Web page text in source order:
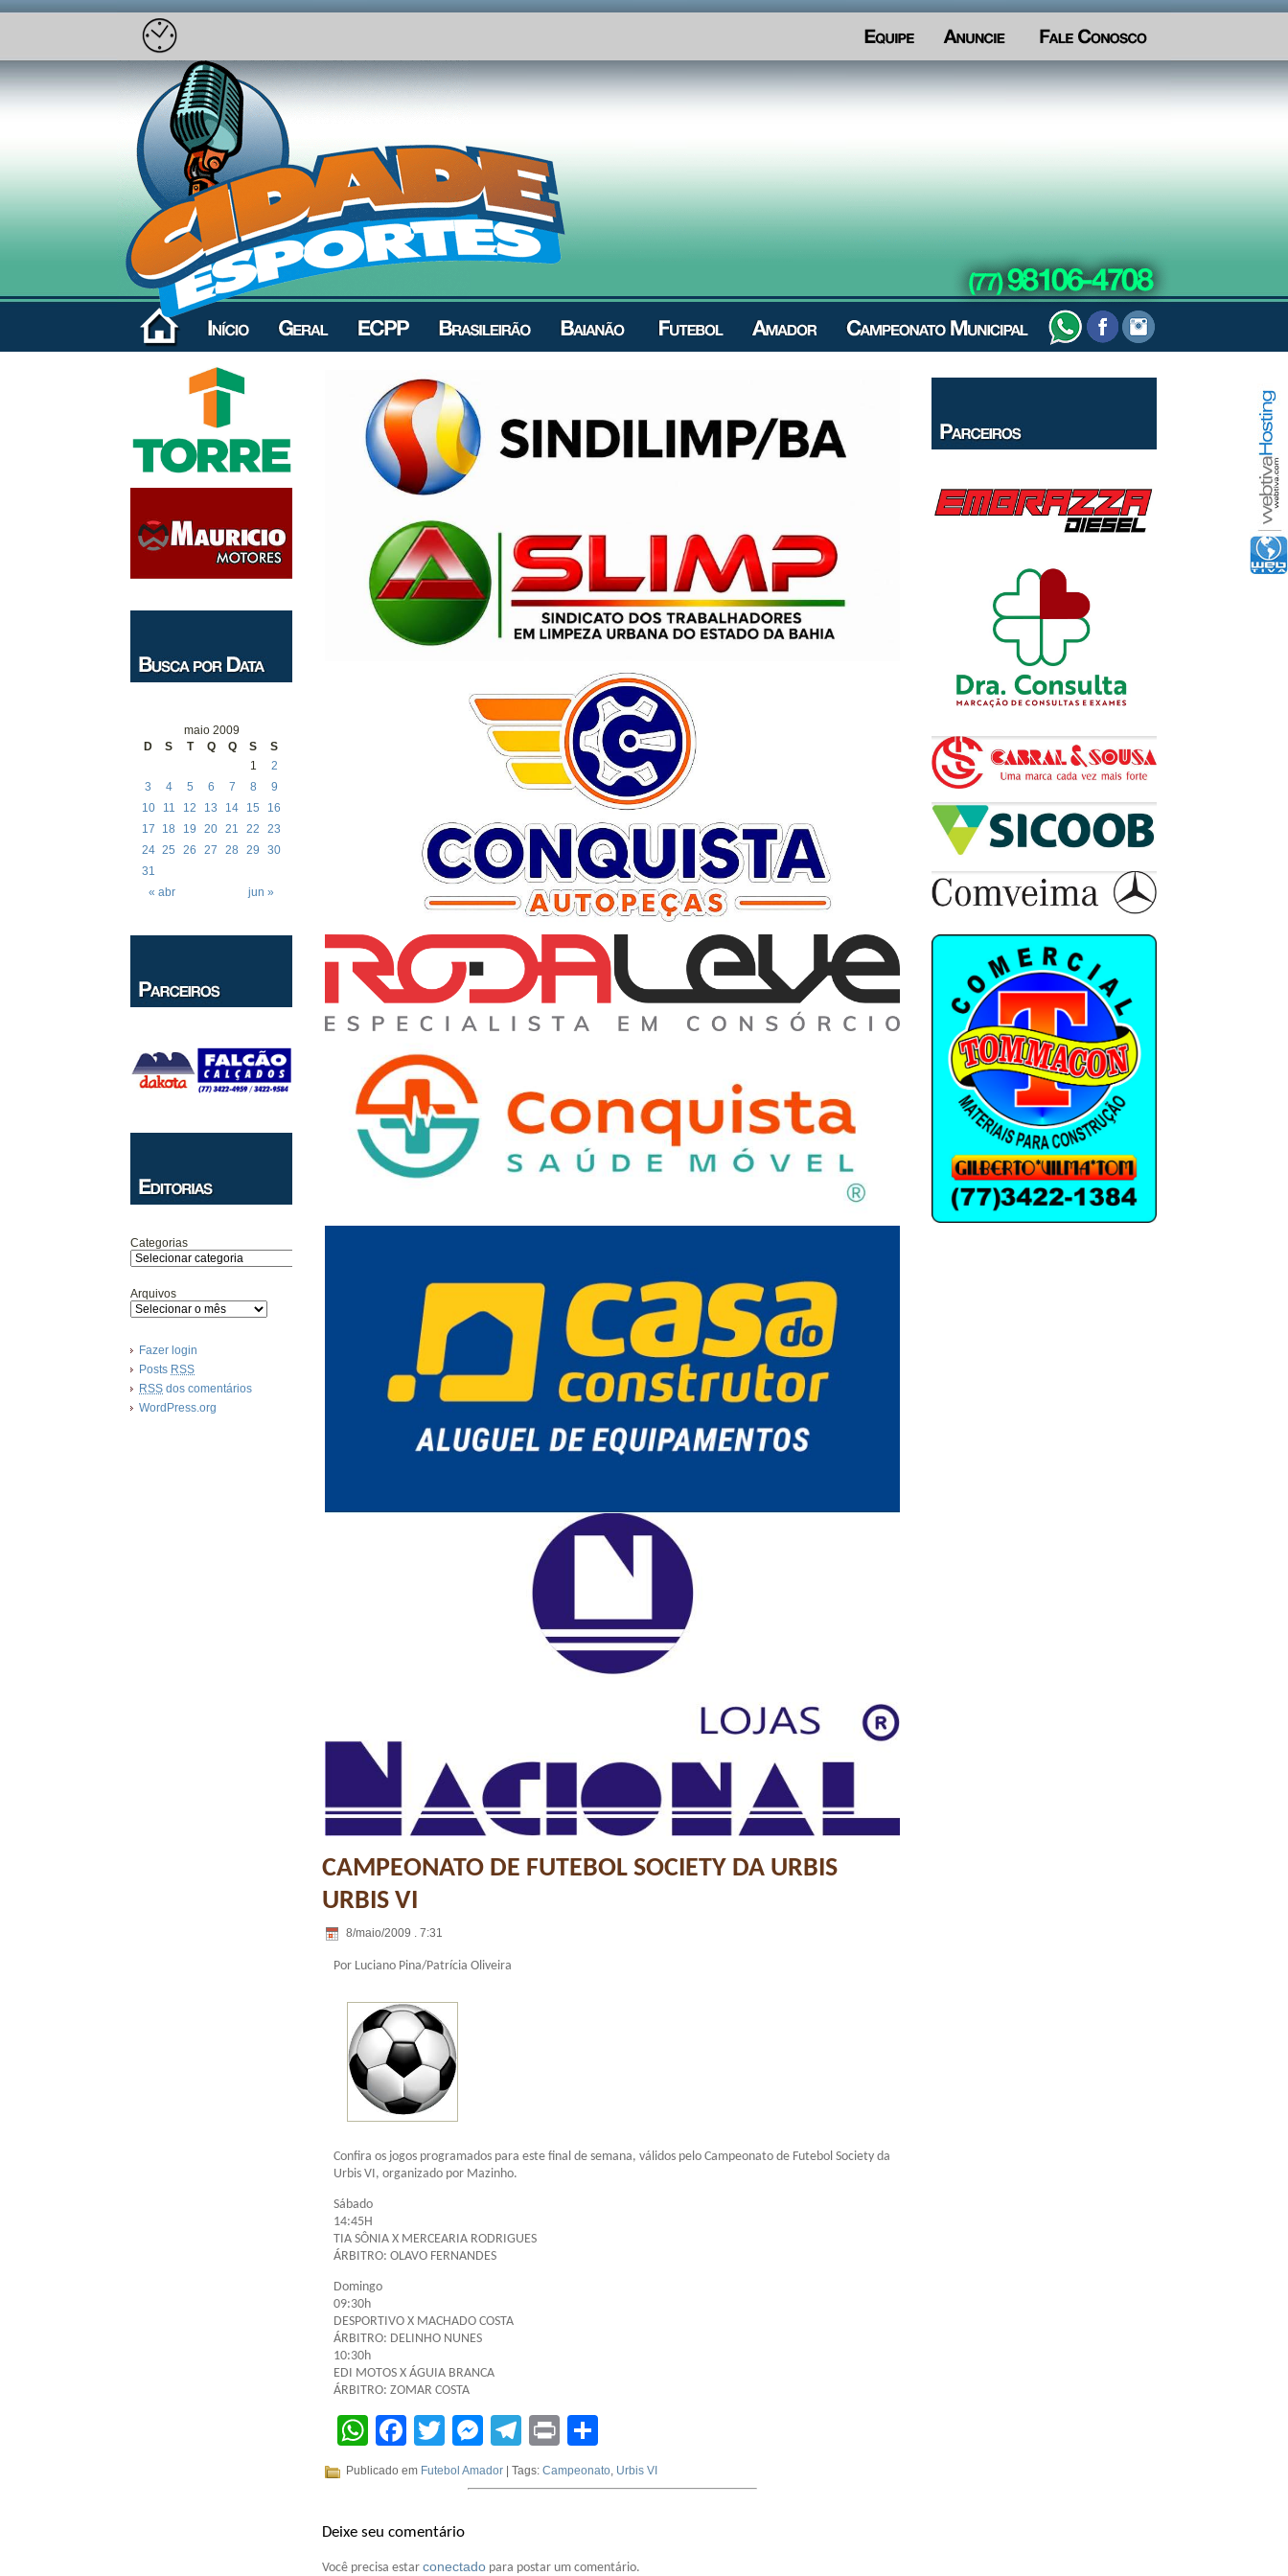
maio 2009
D
S T Q Q S S
« abr jun »
1
2
3
4 5 6 7 8
9
10
11 12 13 14 15
16
17
18 19 20 21 22
23
24 25 26 27 28 29
30
31
Categorias
Arquivos
Fazer login
Posts RSS
RSS dos comentários
WordPress.org
CAMPEONATO DE FUTEBOL SOCIETY DA URBIS
URBIS VI
8/maio/2009 . 7:31
Por Luciano Pina/Patrícia Oliveira
Confira os jogos programados para este final de semana, válidos pelo Campeonato de Futebol Society da
Urbis VI, organizado por Mazinho.
Sábado
14:45H
TIA SÔNIA X MERCEARIA RODRIGUES
ÁRBITRO: OLAVO FERNANDES
Domingo
09:30h
DESPORTIVO X MACHADO COSTA
ÁRBITRO: DELINHO NUNES
10:30h
EDI MOTOS X ÁGUIA BRANCA
ÁRBITRO: ZOMAR COSTA
WhatsApp
Facebook
Twitter
Messenger
Telegram
Print
Publicado em Futebol Amador | Tags: Campeonato Urbis VI
Deixe seu comentário
Você precisa estar conectado para postar um comentário.